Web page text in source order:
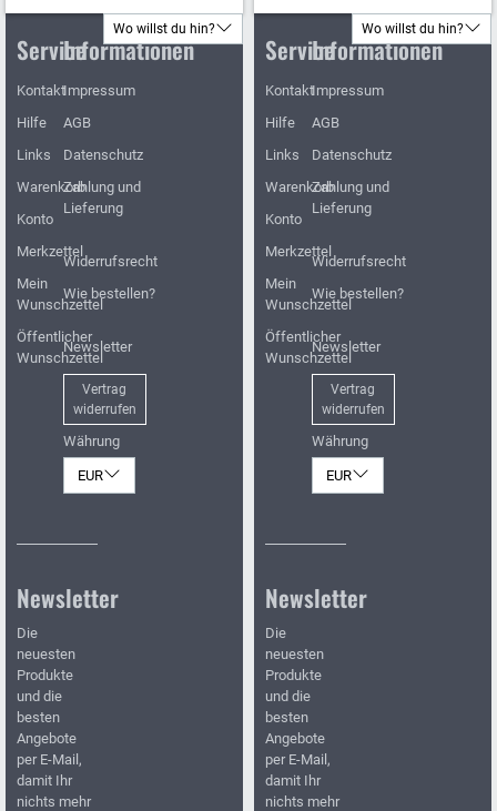
Wo willst du hin?
Service
Kontakt
Hilfe
Links
Warenkorb
Konto
Merkzettel
Mein
Wunschzettel
Öffentlicher
Wunschzettel
Informationen
Impressum
AGB
Datenschutz
Zahlung und
Lieferung
Widerrufsrecht
Wie bestellen?
Newsletter
Vertrag
widerrufen
Währung
EUR
Newsletter
Die
neuesten
Produkte
und die
besten
Angebote
per E-Mail,
damit Ihr
nichts mehr
Wo willst du hin?
Service
Kontakt
Hilfe
Links
Warenkorb
Konto
Merkzettel
Mein
Wunschzettel
Öffentlicher
Wunschzettel
Informationen
Impressum
AGB
Datenschutz
Zahlung und
Lieferung
Widerrufsrecht
Wie bestellen?
Newsletter
Vertrag
widerrufen
Währung
EUR
Newsletter
Die
neuesten
Produkte
und die
besten
Angebote
per E-Mail,
damit Ihr
nichts mehr